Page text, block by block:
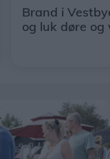
Brand i
og luk døre og